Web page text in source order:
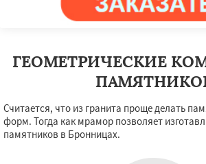
Коломна Королев
Котельники
Кубинка Куровское Ликино-Дулево
Лобня Лосино-Петровский Луховицы
Люберцы Можайск
ГЕОМЕТРИЧЕСКИЕ
Считается, что из гранита проще делать
форм. Тогда как мрамор позволяет
памятников в Бронницах.